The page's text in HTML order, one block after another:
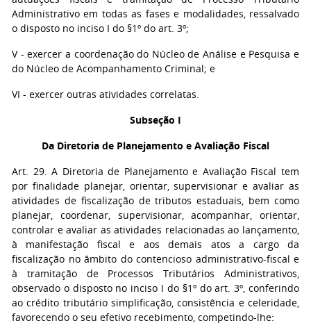
Administrativo em todas as fases e modalidades, ressalvado
o disposto no inciso I do §1º do art. 3º;
V - exercer a coordenação do Núcleo de Análise e Pesquisa e
do Núcleo de Acompanhamento Criminal; e
VI - exercer outras atividades correlatas.
Subseção I
Da Diretoria de Planejamento e Avaliação Fiscal
Art. 29. A Diretoria de Planejamento e Avaliação Fiscal tem
por finalidade planejar, orientar, supervisionar e avaliar as
atividades de fiscalização de tributos estaduais, bem como
planejar, coordenar, supervisionar, acompanhar, orientar,
controlar e avaliar as atividades relacionadas ao lançamento,
à manifestação fiscal e aos demais atos a cargo da
fiscalização no âmbito do contencioso administrativo-fiscal e
à tramitação de Processos Tributários Administrativos,
observado o disposto no inciso I do §1º do art. 3º, conferindo
ao crédito tributário simplificação, consistência e celeridade,
favorecendo o seu efetivo recebimento, competindo-lhe: